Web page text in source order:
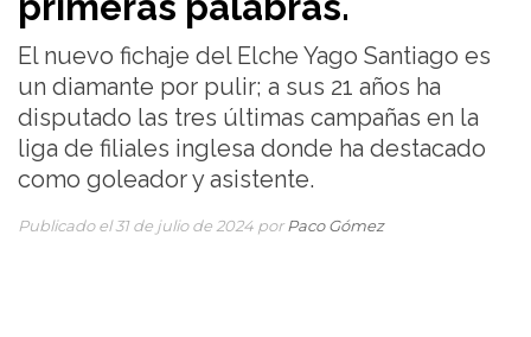
El nuevo fichaje del Elche Yago Santiago es
un diamante por pulir; a sus 21 años ha
disputado las tres últimas campañas en la
liga de filiales inglesa donde ha destacado
como goleador y asistente.
Publicado el 31 de julio de 2024 por Paco Gómez